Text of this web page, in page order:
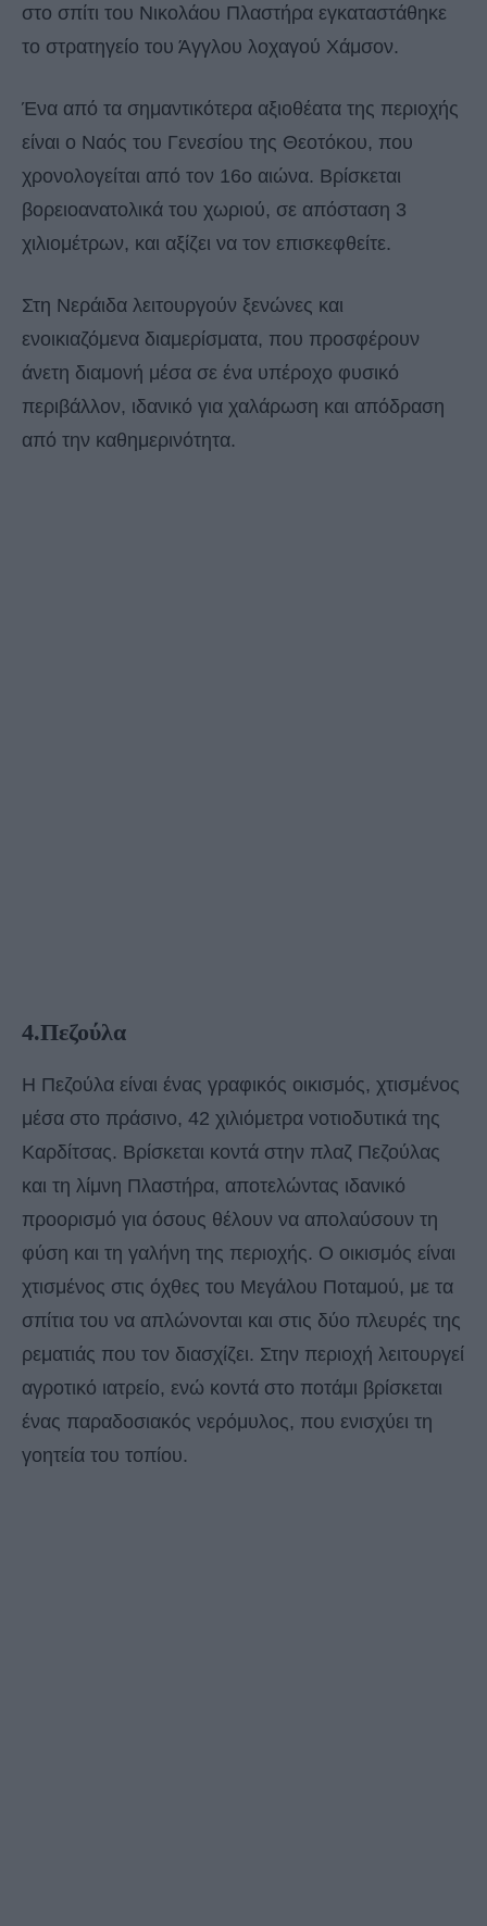
στο σπίτι του Νικολάου Πλαστήρα εγκαταστάθηκε
το στρατηγείο του Άγγλου λοχαγού Χάμσον.
Ένα από τα σημαντικότερα αξιοθέατα της περιοχής
είναι ο Ναός του Γενεσίου της Θεοτόκου, που
χρονολογείται από τον 16ο αιώνα. Βρίσκεται
βορειοανατολικά του χωριού, σε απόσταση 3
χιλιομέτρων, και αξίζει να τον επισκεφθείτε.
Στη Νεράιδα λειτουργούν ξενώνες και
ενοικιαζόμενα διαμερίσματα, που προσφέρουν
άνετη διαμονή μέσα σε ένα υπέροχο φυσικό
περιβάλλον, ιδανικό για χαλάρωση και απόδραση
από την καθημερινότητα.
4.Πεζούλα
Η Πεζούλα είναι ένας γραφικός οικισμός, χτισμένος
μέσα στο πράσινο, 42 χιλιόμετρα νοτιοδυτικά της
Καρδίτσας. Βρίσκεται κοντά στην πλαζ Πεζούλας
και τη λίμνη Πλαστήρα, αποτελώντας ιδανικό
προορισμό για όσους θέλουν να απολαύσουν τη
φύση και τη γαλήνη της περιοχής. Ο οικισμός είναι
χτισμένος στις όχθες του Μεγάλου Ποταμού, με τα
σπίτια του να απλώνονται και στις δύο πλευρές της
ρεματιάς που τον διασχίζει. Στην περιοχή λειτουργεί
αγροτικό ιατρείο, ενώ κοντά στο ποτάμι βρίσκεται
ένας παραδοσιακός νερόμυλος, που ενισχύει τη
γοητεία του τοπίου.